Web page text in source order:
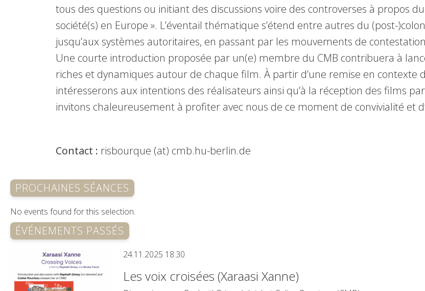
tous des questions ou initiant des discussions voire des controverses à propos
société(s) en Europe ». L’éventail thématique s’étend entre autres du (post-
jusqu’aux systèmes autoritaires, en passant par les mouvements de
Une courte introduction proposée par un(e) membre du CMB contribuera à
riches et dynamiques autour de chaque film. À partir d’une remise en contexte
intéresserons aux intentions des réalisateurs ainsi qu’à la réception des films
invitons chaleureusement à profiter avec nous de ce moment de convivialité et
Contact : risbourque (at) cmb.hu-berlin.de
PROCHAINES SÉANCES
No events found for this selection.
ÉVÉNEMENTS PASSÉS
24.11.2025 18:30
Les voix croisées (Xaraasi Xanne)